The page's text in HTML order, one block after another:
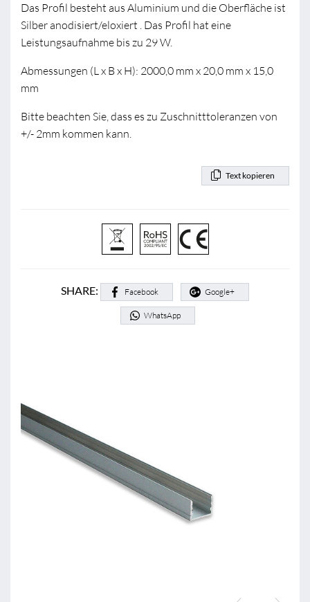
Das Profil besteht aus Aluminium und die Oberfläche ist
Silber anodisiert/eloxiert . Das Profil hat eine
Leistungsaufnahme bis zu 29 W.
Abmessungen (L x B x H): 2000,0 mm x 20,0 mm x 15,0
mm
Bitte beachten Sie, dass es zu Zuschnitttoleranzen von
+/- 2mm kommen kann.
Text kopieren
SHARE: Facebook Google+
WhatsApp